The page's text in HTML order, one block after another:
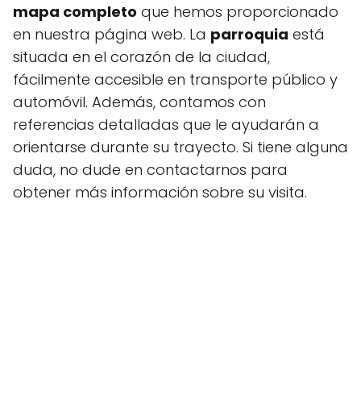
mapa completo que hemos proporcionado
en nuestra página web. La parroquia está
situada en el corazón de la ciudad,
fácilmente accesible en transporte público y
automóvil. Además, contamos con
referencias detalladas que le ayudarán a
orientarse durante su trayecto. Si tiene alguna
duda, no dude en contactarnos para
obtener más información sobre su visita.